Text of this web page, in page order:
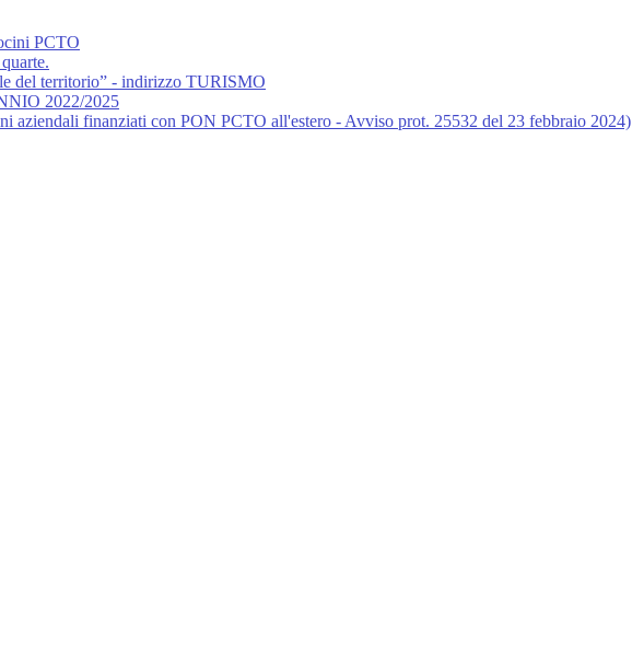
PCTO
del territorio” - indirizzo TURISMO
2022/2025
aziendali finanziati con PON PCTO all'estero - Avviso prot. 25532 del 23 febbraio 2024)